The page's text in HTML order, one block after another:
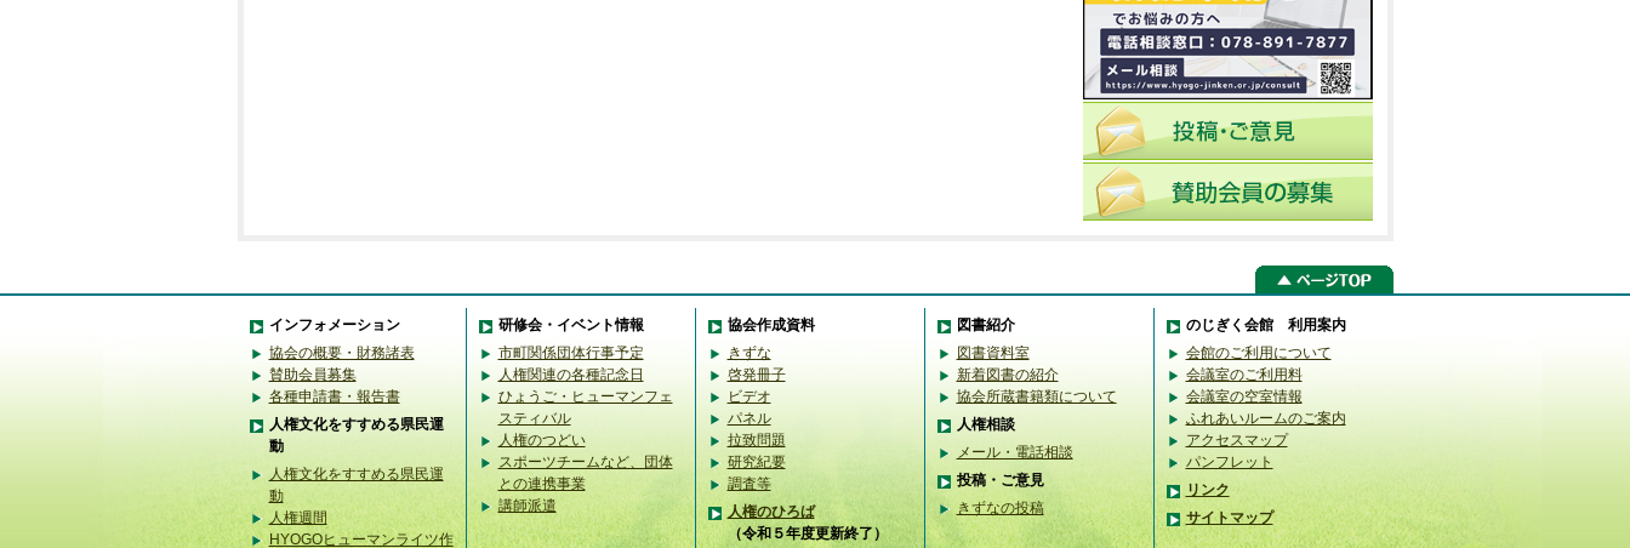
インフォメーション
協会の概要・財務諸表
賛助会員募集
各種申請書・報告書
人権文化をすすめる県民運
動
人権文化をすすめる県民運
動
人権週間
HYOGOヒューマンライツ作
研修会・イベント情報
市町関係団体行事予定
人権関連の各種記念日
ひょうご・ヒューマンフェ
スティバル
人権のつどい
スポーツチームなど、団体
との連携事業
講師派遣
協会作成資料
きずな
啓発冊子
ビデオ
パネル
拉致問題
研究紀要
調査等
人権のひろば
（令和５年度更新終了）
図書紹介
図書資料室
新着図書の紹介
協会所蔵書籍類について
人権相談
メール・電話相談
投稿・ご意見
きずなの投稿
のじぎく会館 利用案内
会館のご利用について
会議室のご利用料
会議室の空室情報
ふれあいルームのご案内
アクセスマップ
パンフレット
リンク
サイトマップ